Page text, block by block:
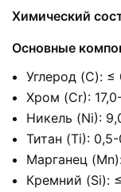
Химический
Основные
Углерод (C): ≤
Хром (Cr):
Никель (Ni):
Титан (Ti): 0,5-
Марганец
Кремний (Si):